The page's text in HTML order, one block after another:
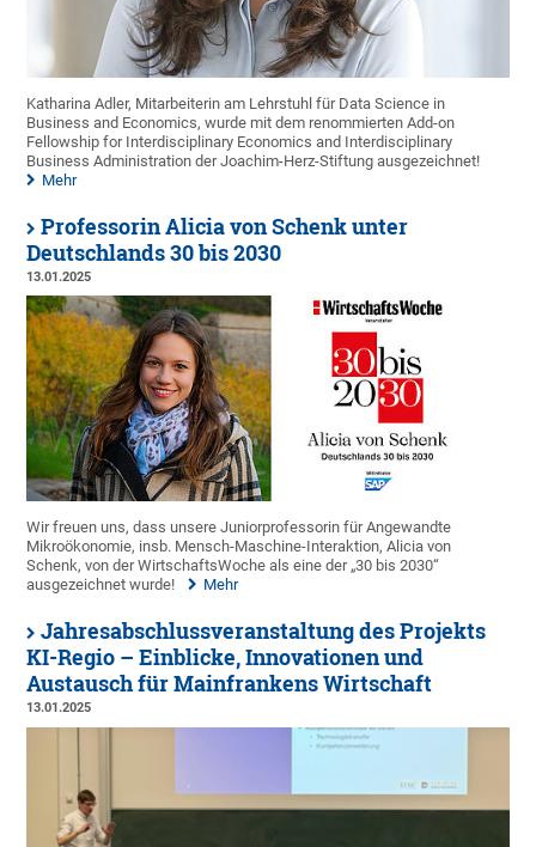
Katharina Adler, Mitarbeiterin am Lehrstuhl für Data Science in
Business and Economics, wurde mit dem renommierten Add-on
Fellowship for Interdisciplinary Economics and Interdisciplinary
Business Administration der Joachim-Herz-Stiftung ausgezeichnet!
Mehr
Professorin Alicia von Schenk unter
Deutschlands 30 bis 2030
13.01.2025
Wir freuen uns, dass unsere Juniorprofessorin für Angewandte
Mikroökonomie, insb. Mensch-Maschine-Interaktion, Alicia von
Schenk, von der WirtschaftsWoche als eine der „30 bis 2030“
ausgezeichnet wurde!
Mehr
Jahresabschlussveranstaltung des Projekts
KI-Regio – Einblicke, Innovationen und
Austausch für Mainfrankens Wirtschaft
13.01.2025